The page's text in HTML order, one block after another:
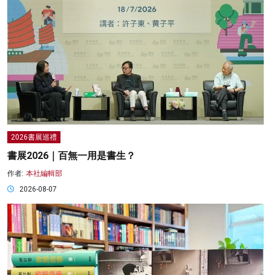
2026書展巡禮
書展2026｜百無一用是書生？
作者: 本社編輯部
2026-08-07